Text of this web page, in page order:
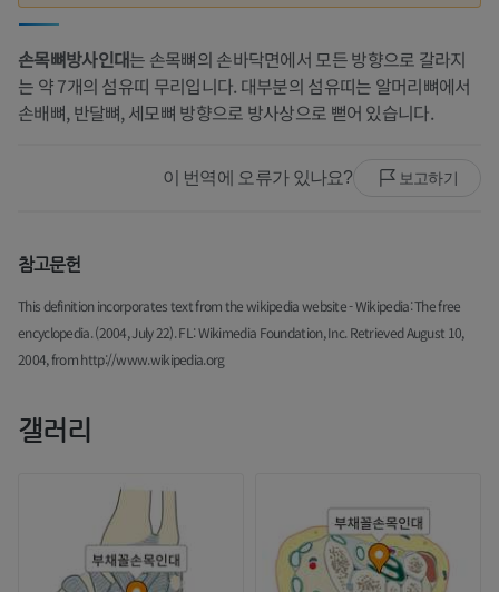
손목뼈방사인대는 손목뼈의 손바닥면에서 모든 방향으로 갈라지
는 약 7개의 섬유띠 무리입니다. 대부분의 섬유띠는 알머리뼈에서
손배뼈, 반달뼈, 세모뼈 방향으로 방사상으로 뻗어 있습니다.
이 번역에 오류가 있나요? 보고하기
참고문헌
This definition incorporates text from the wikipedia website - Wikipedia: The free
encyclopedia. (2004, July 22). FL: Wikimedia Foundation, Inc. Retrieved August 10,
2004, from http://www.wikipedia.org
갤러리